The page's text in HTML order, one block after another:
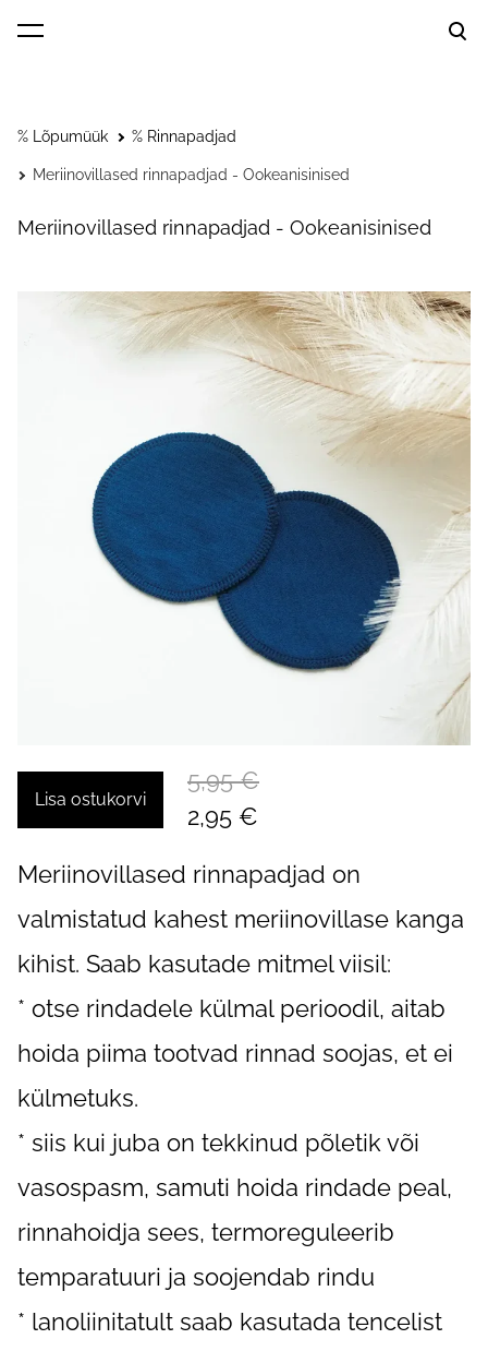
lisati ostukorvi.
% Lõpumüük % Rinnapadjad
Meriinovillased rinnapadjad - Ookeanisinised
Meriinovillased rinnapadjad - Ookeanisinised
Lisa ostukorvi
5,95 €
2,95 €
Meriinovillased rinnapadjad on
valmistatud kahest meriinovillase kanga
kihist. Saab kasutade mitmel viisil:
* otse rindadele külmal perioodil, aitab
hoida piima tootvad rinnad soojas, et ei
külmetuks.
* siis kui juba on tekkinud põletik või
vasospasm, samuti hoida rindade peal,
rinnahoidja sees, termoreguleerib
temparatuuri ja soojendab rindu
* lanoliinitatult saab kasutada tencelist